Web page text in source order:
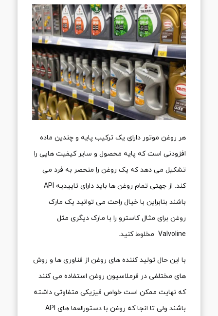
هر روغن موتور دارای یک ترکیب پایه و چندین ماده
افزودنی است که پایه محصول و سایر کیفیت هایی را
تشکیل می دهد که یک روغن را منحصر به فرد می
کند. از جهتی تمام روغن ها باید دارای تاییدیه API
باشند بنابراین با خیال راحت می توانید یک مارک
روغن برای مثال کاسترو را با مارک دیگری مثل
Valvoline مخلوط کنید.
با این حال تولید کننده های روغن از فناوری ها و روش
های مختلفی در فرملاسیون روغن استفاده می کنند
که نهایت ممکن است خواص فیزیکی متفاوتی داشته
باشند ولی تا انجا که روغن با دستورالعما های API